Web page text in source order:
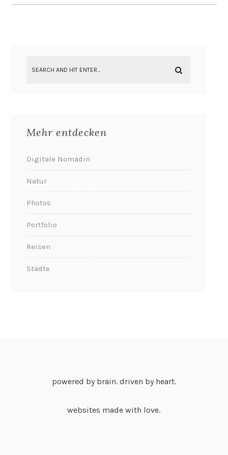
Mehr entdecken
Digitale Nomadin
Natur
Photos
Portfolio
Reisen
Städte
powered by brain. driven by heart.
websites made with love.